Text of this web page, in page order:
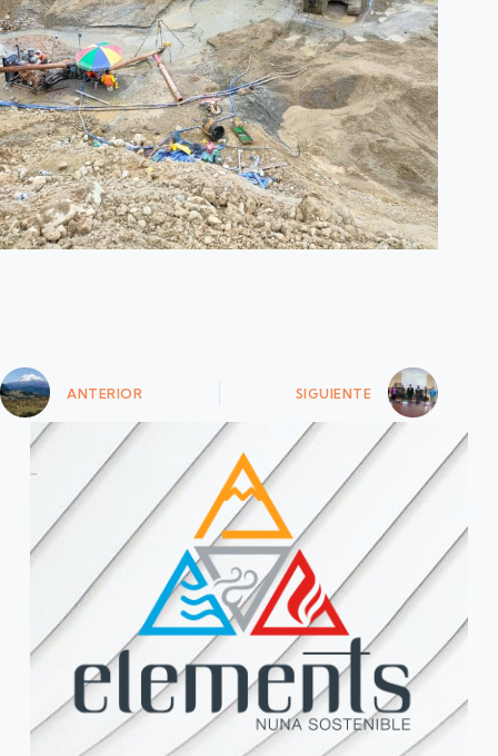
ANTERIOR SIGUIENTE